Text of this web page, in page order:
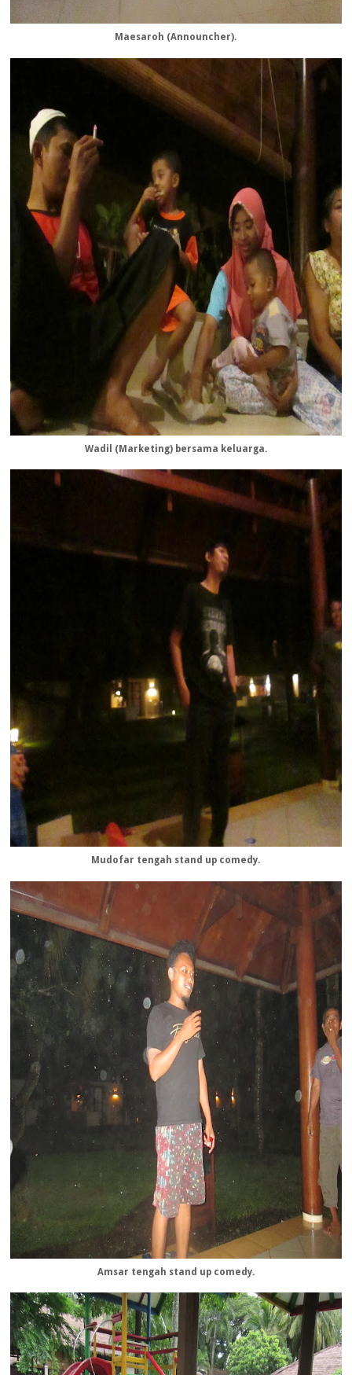
Maesaroh (Announcher).
Wadil (Marketing) bersama keluarga.
Mudofar tengah stand up comedy.
Amsar tengah stand up comedy.